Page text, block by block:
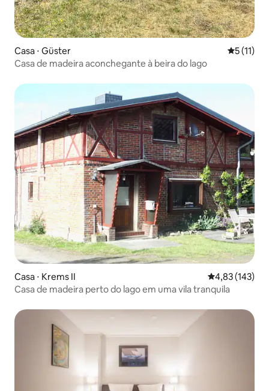
Casa ⋅ Güster 5 de uma
5 (11)
Casa de madeira aconchegante à beira do lago
Casa ⋅ Krems II 4,83 de uma
4,83 (143)
Casa de madeira perto do lago em uma vila tranquila